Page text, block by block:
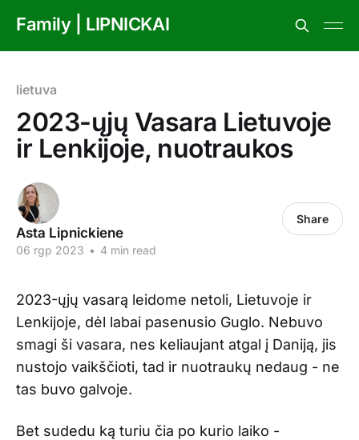
Family | LIPNICKAI
lietuva
2023-ųjų Vasara Lietuvoje
ir Lenkijoje, nuotraukos
Asta Lipnickiene
06 rgp 2023 • 4 min read
Share
2023-ųjų vasarą leidome netoli, Lietuvoje ir
Lenkijoje, dėl labai pasenusio Guglo. Nebuvo
smagi ši vasara, nes keliaujant atgal į Daniją, jis
nustojo vaikščioti, tad ir nuotraukų nedaug - ne
tas buvo galvoje.
Bet sudedu ką turiu čia po kurio laiko -